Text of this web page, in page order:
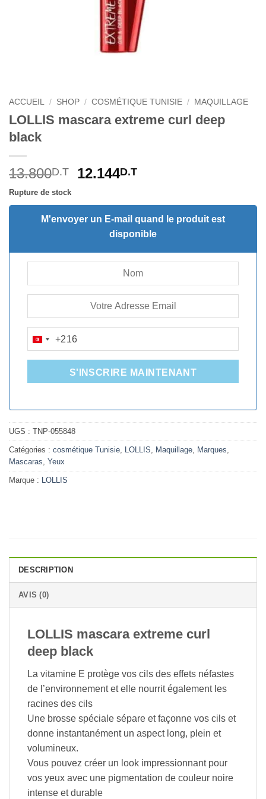
ACCUEIL / SHOP / COSMÉTIQUE TUNISIE / MAQUILLAGE
LOLLIS mascara extreme curl deep
black
13.800D.T
Le
initial
était :
13.800D.T.
12.144D.TLe
actuel
est :
12.144D.T.
Rupture de stock
M'envoyer un E-mail quand le produit est
disponible
TUNISIA
+216
+216
S'INSCRIRE MAINTENANT
UGS : TNP-055848
Catégories : cosmétique Tunisie, LOLLIS, Maquillage, Marques,
Mascaras, Yeux
Marque : LOLLIS
DESCRIPTION
AVIS (0)
LOLLIS mascara extreme curl
deep black
La vitamine E protège vos cils des effets néfastes
de l’environnement et elle nourrit également les
racines des cils
Une brosse spéciale sépare et façonne vos cils et
donne instantanément un aspect long, plein et
volumineux.
Vous pouvez créer un look impressionnant pour
vos yeux avec une pigmentation de couleur noire
intense et durable